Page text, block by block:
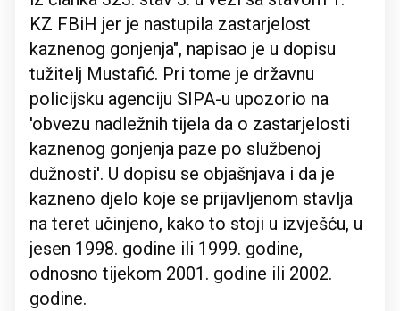
KZ FBiH jer je nastupila zastarjelost
kaznenog gonjenja", napisao je u dopisu
tužitelj Mustafić. Pri tome je državnu
policijsku agenciju SIPA-u upozorio na
'obvezu nadležnih tijela da o zastarjelosti
kaznenog gonjenja paze po službenoj
dužnosti'. U dopisu se objašnjava i da je
kazneno djelo koje se prijavljenom stavlja
na teret učinjeno, kako to stoji u izvješću, u
jesen 1998. godine ili 1999. godine,
odnosno tijekom 2001. godine ili 2002.
godine.